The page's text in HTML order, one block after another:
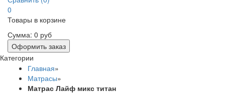
0
Товары в корзине
Сумма: 0 руб
Оформить заказ
Категории
Главная»
Матрасы»
Матрас Лайф микс титан